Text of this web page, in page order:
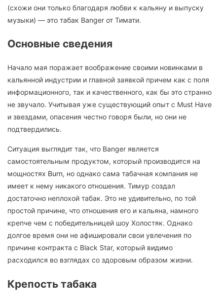
(схожи они только благодаря любви к кальяну и выпуску
музыки) — это табак Banger от Тимати.
Основные сведения
Начало мая поражает воображение своими новинками в
кальянной индустрии и главной заявкой причем как с поля
информационного, так и качественного, как бы это странно
не звучало. Учитывая уже существующий опыт с Must Have
и звездами, опасения честно говоря были, но они не
подтвердились.
Ситуация выглядит так, что Banger является
самостоятельным продуктом, который производится на
мощностях Burn, но однако сама табачная компания не
имеет к нему никакого отношения. Тимур создал
достаточно неплохой табак. Это не удивительно, по той
простой причине, что отношения его и кальяна, намного
крепче чем с победительницей шоу Холостяк. Однако
долгое время они не афишировали свои увлечения по
причине контракта с Black Star, который видимо
расходился во взглядах со здоровым образом жизни.
Крепость табака